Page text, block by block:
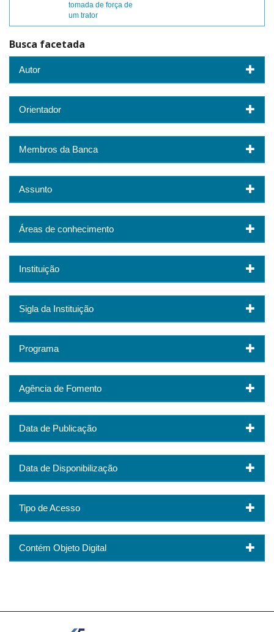
tomada de força de
um trator
Busca facetada
Autor
Orientador
Membros da Banca
Assunto
Áreas de conhecimento
Instituição
Sigla da Instituição
Programa
Agência de Fomento
Data de Publicação
Data de Disponibilização
Tipo de Acesso
Contém Objeto Digital